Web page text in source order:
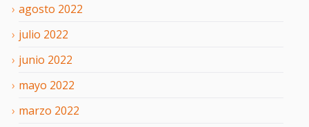
agosto 2022
julio 2022
junio 2022
mayo 2022
marzo 2022